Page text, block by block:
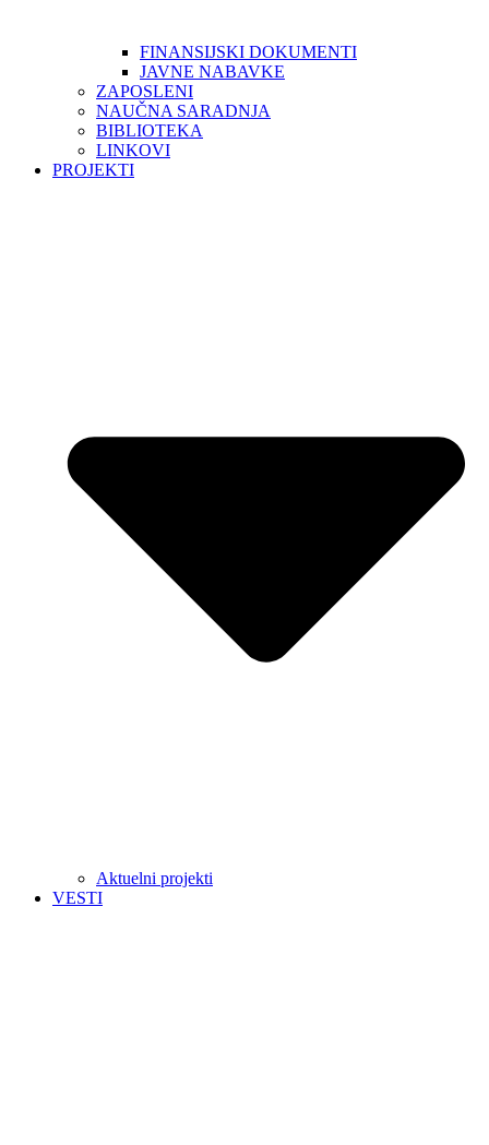
FINANSIJSKI DOKUMENTI
JAVNE NABAVKE
ZAPOSLENI
NAUČNA SARADNJA
BIBLIOTEKA
LINKOVI
PROJEKTI
Aktuelni projekti
VESTI